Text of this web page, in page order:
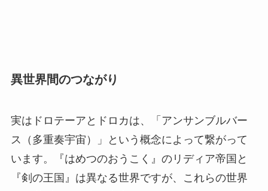
異世界間のつながり
実はドロテーアとドロカは、「アンサンブルバー
ス（多重奏宇宙）」という概念によって繋がって
います。『はめつのおうこく』のリディア帝国と
『剣の王国』は異なる世界ですが、これらの世界